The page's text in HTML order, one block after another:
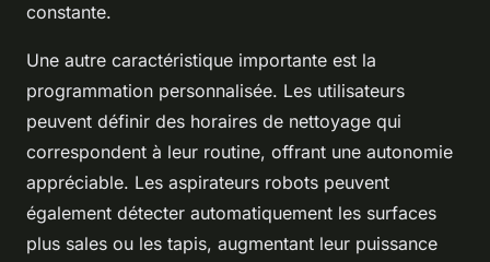
constante.
Une autre caractéristique importante est la
programmation personnalisée. Les utilisateurs
peuvent définir des horaires de nettoyage qui
correspondent à leur routine, offrant une autonomie
appréciable. Les aspirateurs robots peuvent
également détecter automatiquement les surfaces
plus sales ou les tapis, augmentant leur puissance